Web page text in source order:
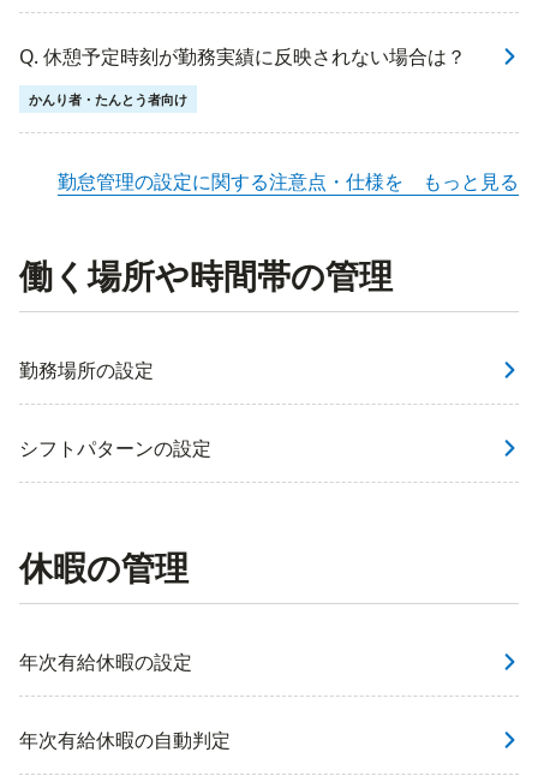
Q. 休憩予定時刻が勤務実績に反映されない場合は？
かんり者・たんとう者向け
勤怠管理の設定に関する注意点・仕様を もっと見る
働く場所や時間帯の管理
勤務場所の設定
シフトパターンの設定
休暇の管理
年次有給休暇の設定
年次有給休暇の自動判定